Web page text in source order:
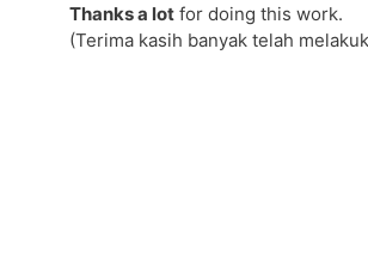
Thanks a lot for doing this work.
(Terima kasih banyak telah